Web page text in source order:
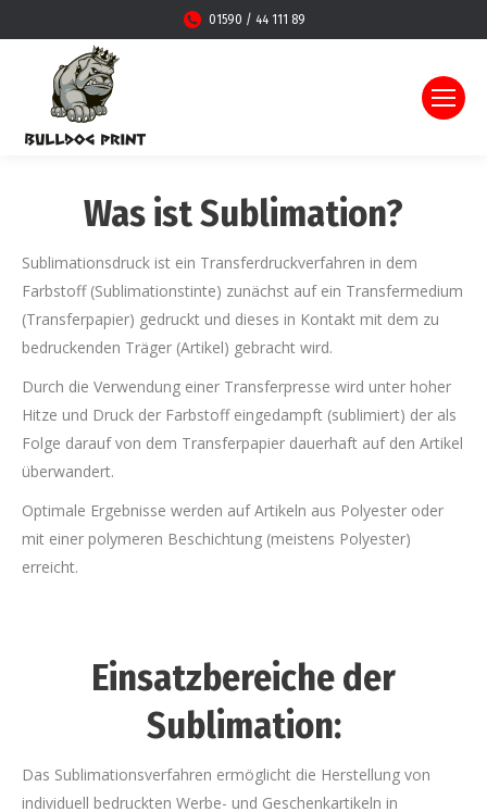
01590 / 44 111 89
Was ist Sublimation?
Sublimationsdruck ist ein Transferdruckverfahren in dem
Farbstoff (Sublimationstinte) zunächst auf ein Transfermedium
(Transferpapier) gedruckt und dieses in Kontakt mit dem zu
bedruckenden Träger (Artikel) gebracht wird.
Durch die Verwendung einer Transferpresse wird unter hoher
Hitze und Druck der Farbstoff eingedampft (sublimiert) der als
Folge darauf von dem Transferpapier dauerhaft auf den Artikel
überwandert.
Optimale Ergebnisse werden auf Artikeln aus Polyester oder
mit einer polymeren Beschichtung (meistens Polyester)
erreicht.
Einsatzbereiche der
Sublimation:
Das Sublimationsverfahren ermöglicht die Herstellung von
individuell bedruckten Werbe- und Geschenkartikeln in